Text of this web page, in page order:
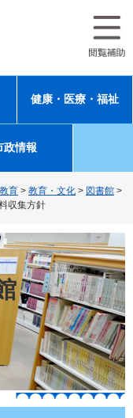
健康・医療・福祉
政情報
育 > 教育・文化 > 図書館 >
収集方針